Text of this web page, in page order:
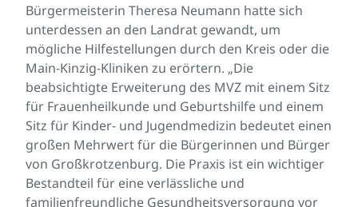
Bürgermeisterin Theresa Neumann hatte sich
unterdessen an den Landrat gewandt, um
mögliche Hilfestellungen durch den Kreis oder die
Main-Kinzig-Kliniken zu erörtern. „Die
beabsichtigte Erweiterung des MVZ mit einem Sitz
für Frauenheilkunde und Geburtshilfe und einem
Sitz für Kinder- und Jugendmedizin bedeutet einen
großen Mehrwert für die Bürgerinnen und Bürger
von Großkrotzenburg. Die Praxis ist ein wichtiger
Bestandteil für eine verlässliche und
familienfreundliche Gesundheitsversorgung vor